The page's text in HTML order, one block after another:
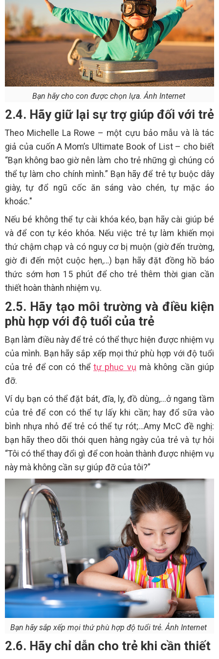
Bạn hãy cho con được chọn lựa. Ảnh Internet
2.4. Hãy giữ lại sự trợ giúp đối với trẻ
Theo Michelle La Rowe – một cựu bảo mẫu và là tác
giả của cuốn A Mom’s Ultimate Book of List – cho biết
“Bạn không bao giờ nên làm cho trẻ những gì chúng có
thể tự làm cho chính mình.” Bạn hãy để trẻ tự buộc dây
giày, tự đổ ngũ cốc ăn sáng vào chén, tự mặc áo
khoác."
Nếu bé không thể tự cài khóa kéo, bạn hãy cài giúp bé
và để con tự kéo khóa. Nếu việc trẻ tự làm khiến mọi
thứ chậm chạp và có nguy cơ bị muộn (giờ đến trường,
giờ đi đến một cuộc hẹn,…) bạn hãy đặt đồng hồ báo
thức sớm hơn 15 phút để cho trẻ thêm thời gian cần
thiết hoàn thành nhiệm vụ.
2.5. Hãy tạo môi trường và điều kiện
phù hợp với độ tuổi của trẻ
Bạn làm điều này để trẻ có thể thực hiện được nhiệm vụ
của mình. Bạn hãy sắp xếp mọi thứ phù hợp với độ tuổi
của trẻ để con có thể tự phục vụ mà không cần giúp
đỡ.
Ví dụ bạn có thể đặt bát, đĩa, ly, đồ dùng,...ở ngang tầm
của trẻ để con có thể tự lấy khi cần; hay đổ sữa vào
bình nhựa nhỏ để trẻ có thể tự rót;…Amy McC đề nghị:
bạn hãy theo dõi thói quen hàng ngày của trẻ và tự hỏi
“Tôi có thể thay đổi gì để con hoàn thành được nhiệm vụ
này mà không cần sự giúp đỡ của tôi?”
Bạn hãy sắp xếp mọi thứ phù hợp độ tuổi trẻ. Ảnh Internet
2.6. Hãy chỉ dẫn cho trẻ khi cần thiết